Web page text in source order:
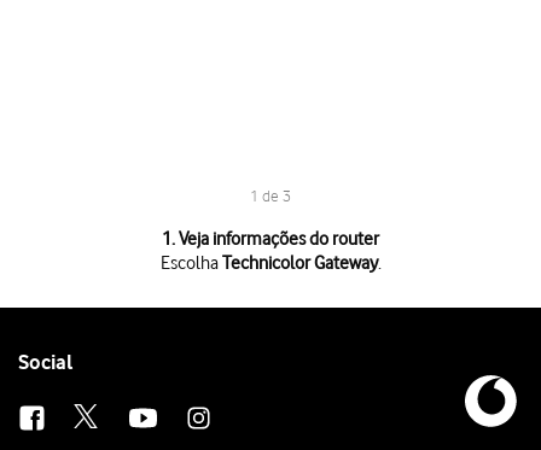
1 de 3
1. Veja informações do router
EscolhaTechnicolor Gateway.
EscolhaInformações.
Follow
Social